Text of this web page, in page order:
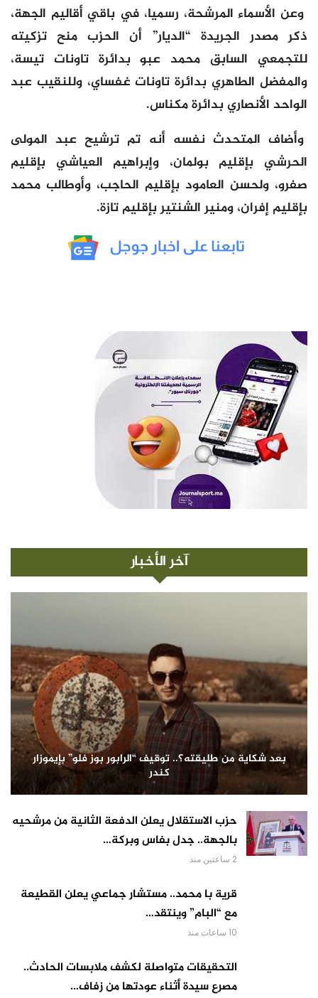
وعن الأسماء المرشحة، رسميا، في باقي أقاليم الجهة،
ذكر مصدر الجريدة “الديار” أن الحزب منح تزكيته
للتجمعي السابق محمد عبو بدائرة تاونات تيسة،
والمفضل الطاهري بدائرة تاونات غفساي، وللنقيب عبد
الواحد الأنصاري بدائرة مكناس.
وأضاف المتحدث نفسه أنه تم ترشيح عبد المولى
الحرشي بإقليم بولمان، وإبراهيم العياشي بإقليم
صفرو، ولحسن العامود بإقليم الحاجب، وأوطالب محمد
بإقليم إفران، ومنير الشنتير بإقليم تازة.
آخر الأخبار
بعد شكاية من طليقته؟.. توقيف “الرابور بوز فلو” بإيموزار
كندر
حزب الاستقلال يعلن الدفعة الثانية من مرشحيه
بالجهة.. جدل بفاس وبركة…
2 ساعتين منذ
قرية با محمد.. مستشار جماعي يعلن القطيعة
مع “البام” وينتقد…
10 ساعات منذ
التحقيقات متواصلة لكشف ملابسات الحادث..
مصرع سيدة أثناء عودتها من زفاف…